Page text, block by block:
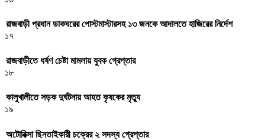
রাজবাড়ী প্রধান ডাকঘরের পোস্টমাস্টারসহ ১৩ জনকে আদালতে হাজিরের নির্দেশ
১৭
রাজবাড়ীতে ধর্ষণ চেষ্টা মামলায় যুবক গ্রেপ্তার
১৮
কালুখালীতে সড়ক দুর্ঘটনায় আহত কৃষকের মৃত্যু
১৯
অটোরিক্সা ছিনতাইকারী চক্রের ২ সদস্য গ্রেপ্তার